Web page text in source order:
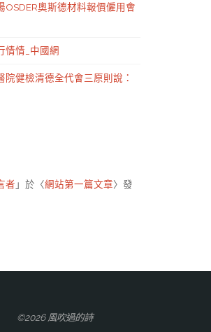
OSDER奧斯德材料報價僱用會
情情_中國網
院健檢清德全代會三原則說：
者 」於〈網站第一篇文章〉發
©2026 風吹過的詩